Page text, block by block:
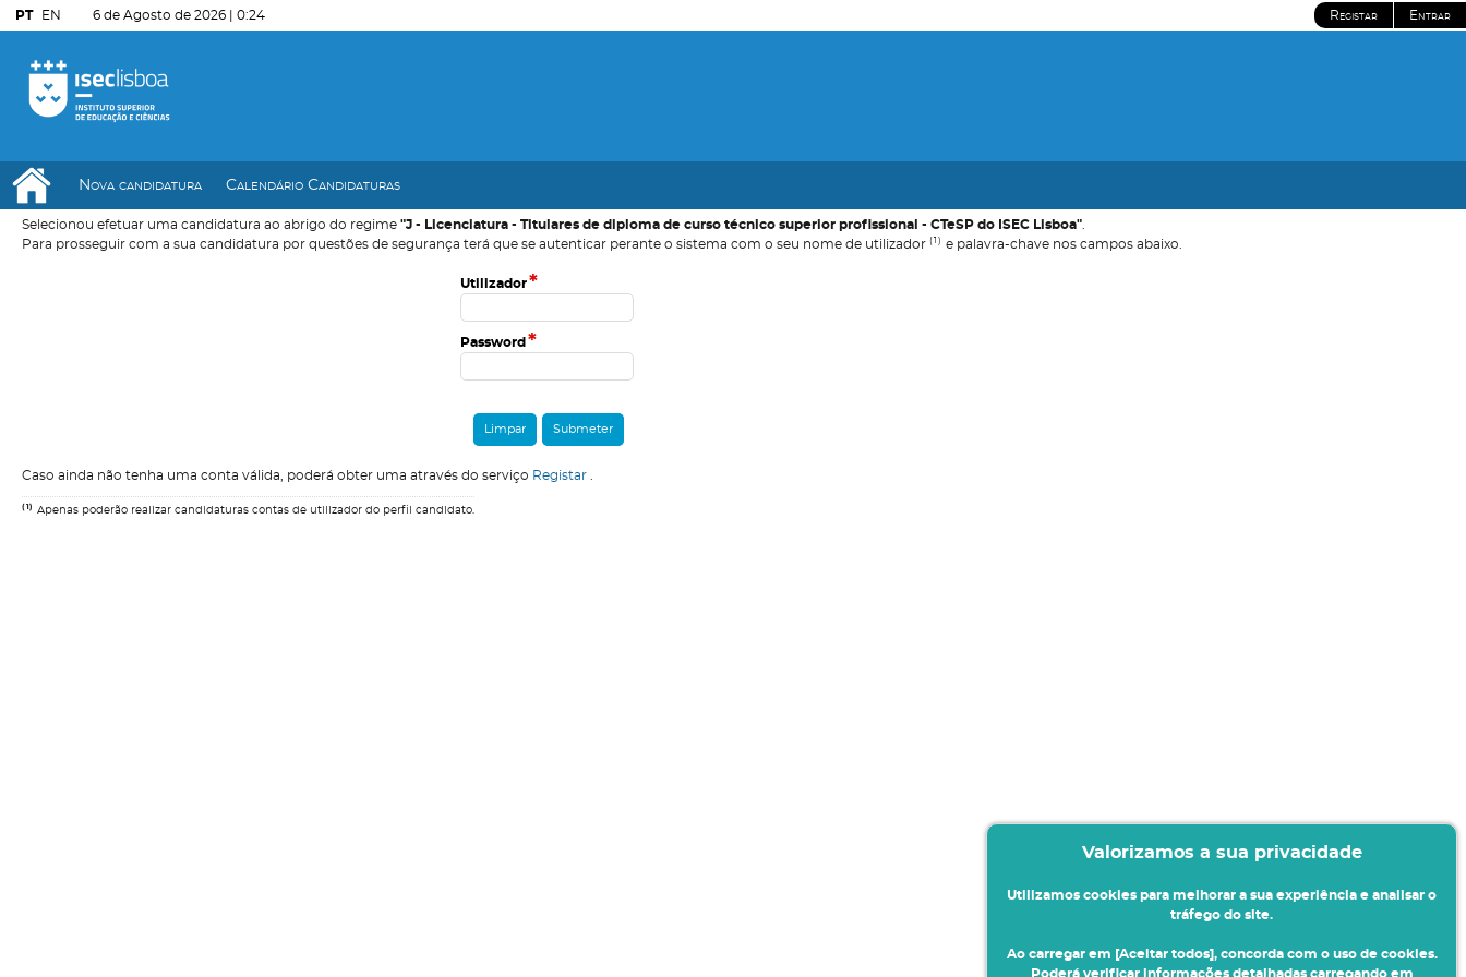
PT EN 6 de Agosto de 2026 | 0:24 Registar Entrar
Nova candidatura Calendário Candidaturas
Selecionou efetuar uma candidatura ao abrigo do regime "J - Licenciatura - Titulares de diploma de curso técnico superior profissional - CTeSP do ISEC Lisboa"
Para prosseguir com a sua candidatura por questões de segurança terá que se autenticar perante o sistema com o seu nome de utilizador (1) e palavra-chave nos campos abaixo.
Utilizador*
Password *
Caso ainda não tenha uma conta válida, poderá obter uma através do serviço Registar
(1) Apenas poderão realizar candidaturas contas de utilizador do perfil candidato.
Valorizamos a sua privacidade
Utilizamos cookies para melhorar a sua experiência e analisar o
tráfego do site.
Ao carregar em [Aceitar todos], concorda com o uso de cookies.
Poderá verificar informações detalhadas carregando em